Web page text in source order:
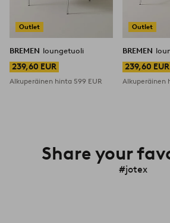
Outlet
BREMEN loungetuoli
239,60 EUR
Alkuperäinen hinta 599 EUR
Outlet
BREMEN
239,60 EUR
Alkuperäinen
Share your
#jotex